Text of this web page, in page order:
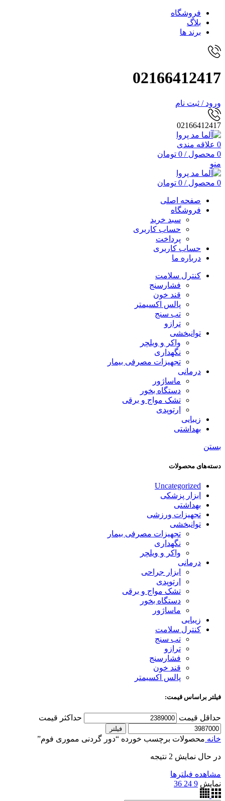
فروشگاه
بلاگ
برند ها
02166412417
ورود / ثبت نام
02166412417
0 علاقه مندی
0 محصول /
0 تومان
منو
0 محصول /
0 تومان
صفحه اصلی
فروشگاه
سبد خرید
حساب کاربری
پرداخت
حساب کاربری
درباره ما
کنترل سلامت
فشارسنج
قند خون
پالس اکسیمتر
تب سنج
ترازو
توانبخشی
واکر و ویلچر
نگهداری
تجهیزات مصرفی بیمار
درمانی
ماساژور
دستگاه بخور
تشک مواج و برقی
ارتوپدی
زیبایی
بهداشتی
بستن
دسته‌های محصولات
Uncategorized
ابزار پزشکی
بهداشتی
تجهیزات ورزشی
توانبخشی
تجهیزات مصرفی بیمار
نگهداری
واکر و ویلچر
درمانی
ابزار جراحی
ارتوپدی
تشک مواج و برقی
دستگاه بخور
ماساژور
زیبایی
کنترل سلامت
تب سنج
ترازو
فشارسنج
قند خون
پالس اکسیمتر
فیلتر براساس قیمت:
حداقل قیمت حداکثر قیمت
فیلتر
خانه محصولات برچسب خورده “دور گردنی مموری فوم”
در حال نمایش 2 نتیجه
مشاهده فیلترها
نمایش 9
24
36